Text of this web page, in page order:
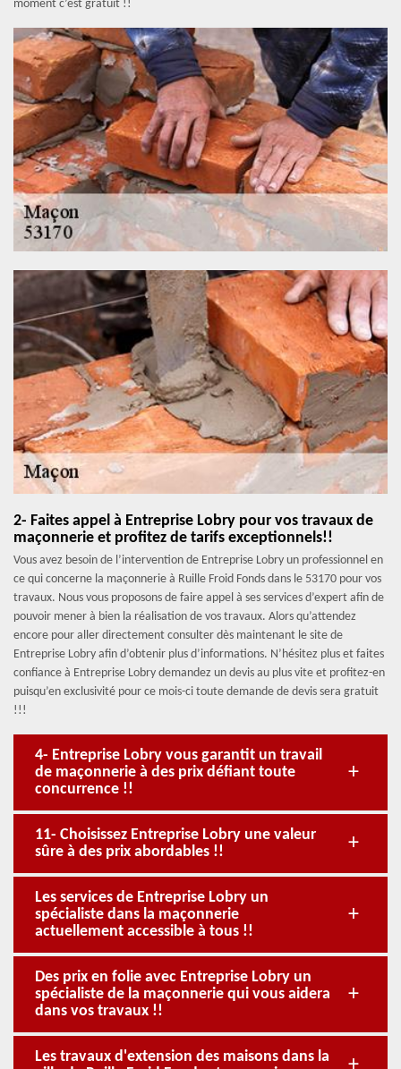
moment c’est gratuit !!
2- Faites appel à Entreprise Lobry pour vos travaux de
maçonnerie et profitez de tarifs exceptionnels!!
Vous avez besoin de l’intervention de Entreprise Lobry un professionnel en
ce qui concerne la maçonnerie à Ruille Froid Fonds dans le 53170 pour vos
travaux. Nous vous proposons de faire appel à ses services d’expert afin de
pouvoir mener à bien la réalisation de vos travaux. Alors qu’attendez
encore pour aller directement consulter dès maintenant le site de
Entreprise Lobry afin d’obtenir plus d’informations. N’hésitez plus et faites
confiance à Entreprise Lobry demandez un devis au plus vite et profitez-en
puisqu’en exclusivité pour ce mois-ci toute demande de devis sera gratuit
!!!
4- Entreprise Lobry vous garantit un travail
de maçonnerie à des prix défiant toute
concurrence !!
11- Choisissez Entreprise Lobry une valeur
sûre à des prix abordables !!
Les services de Entreprise Lobry un
spécialiste dans la maçonnerie
actuellement accessible à tous !!
Des prix en folie avec Entreprise Lobry un
spécialiste de la maçonnerie qui vous aidera
dans vos travaux !!
Les travaux d'extension des maisons dans la